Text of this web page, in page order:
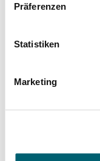
Präferenzen
Statistiken
Marketing